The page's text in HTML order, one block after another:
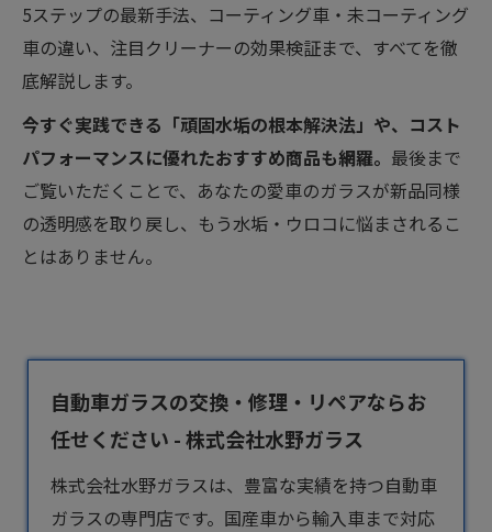
5ステップの最新手法、コーティング車・未コーティング
車の違い、注目クリーナーの効果検証まで、すべてを徹
底解説します。
今すぐ実践できる「頑固水垢の根本解決法」や、コスト
パフォーマンスに優れたおすすめ商品も網羅。 最後まで
ご覧いただくことで、あなたの愛車のガラスが新品同様
の透明感を取り戻し、もう水垢・ウロコに悩まされるこ
とはありません。
自動車ガラスの交換・修理・リペアならお
任せください - 株式会社水野ガラス
株式会社水野ガラスは、豊富な実績を持つ自動車
ガラスの専門店です。国産車から輸入車まで対応